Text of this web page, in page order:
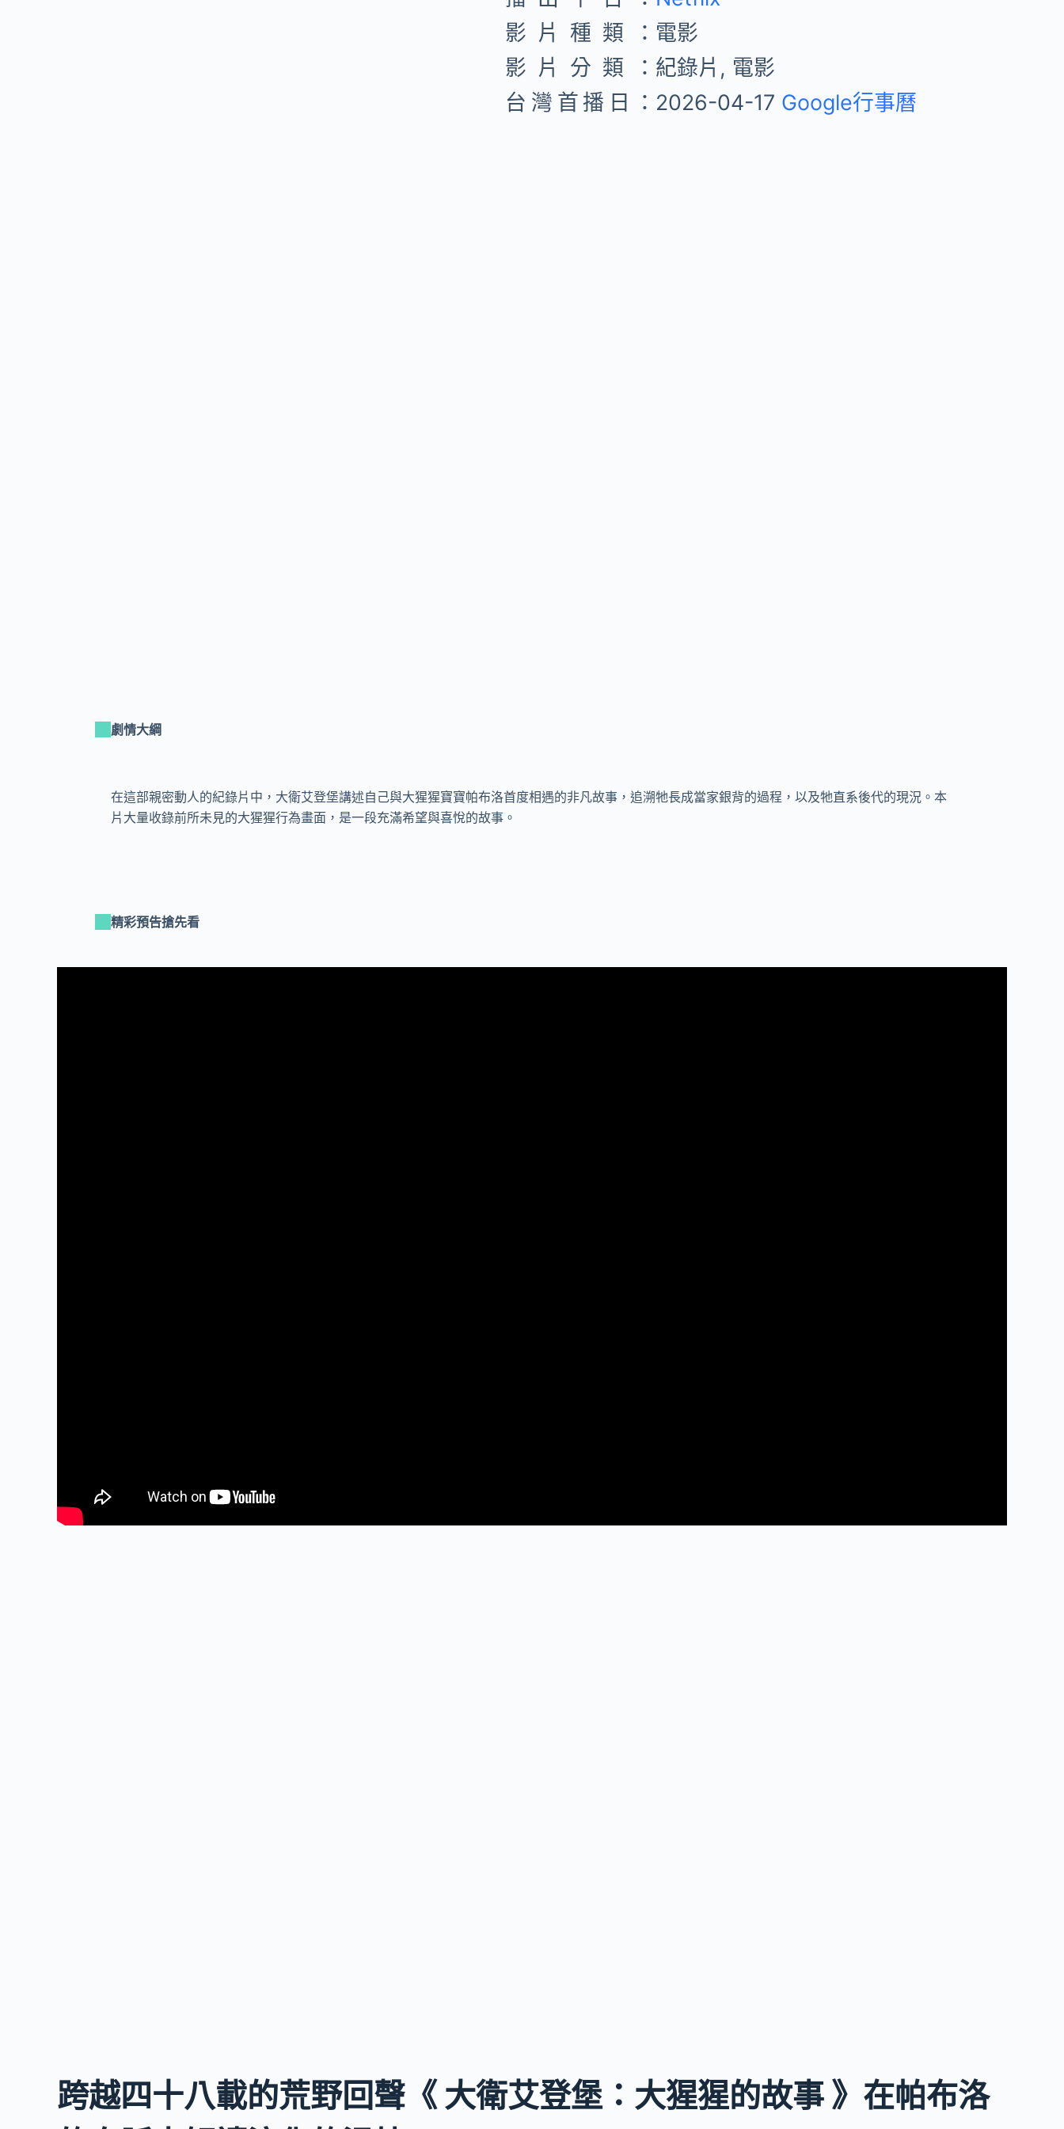
影片種類： 電影
影片分類： 紀錄片, 電影
台灣首播日： 2026-04-17 Google行事曆
劇情大綱
在這部親密動人的紀錄片中，大衛艾登堡講述自己與大猩猩寶寶帕布洛首度相遇的非凡故事，追溯牠長成當家銀背的過程，以及牠直系後代的現況。本
片大量收錄前所未見的大猩猩行為畫面，是一段充滿希望與喜悅的故事。
精彩預告搶先看
跨越四十八載的荒野回聲《 大衛艾登堡：大猩猩的故事 》在帕布洛